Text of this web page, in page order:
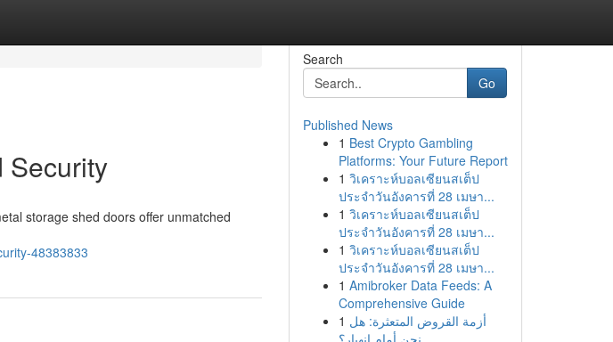
Security
storage shed doors offer unmatched
48383833
Search
Go
Published News
1 Best Crypto Gambling
Platforms: Your Future Report
1 วิเคราะห์บอลเซียนสเต็ป
ประจำวันอังคารที่ 28 เมษา...
1 วิเคราะห์บอลเซียนสเต็ป
ประจำวันอังคารที่ 28 เมษา...
1 วิเคราะห์บอลเซียนสเต็ป
ประจำวันอังคารที่ 28 เมษา...
1 Amibroker Data Feeds: A
Comprehensive Guide
1 أزمة القروض المتعثرة: هل
نحن أمام انهيار؟